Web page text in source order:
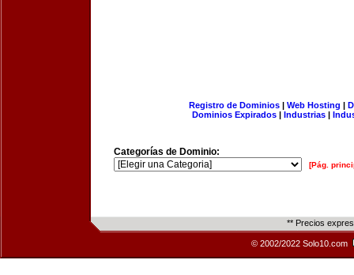
Registro de Dominios| Web Hosting |
Dominios Expirados | Industrias |
Categorías de Dominio:
[Pág.
** Precios
© 2002/2022 Solo10.com